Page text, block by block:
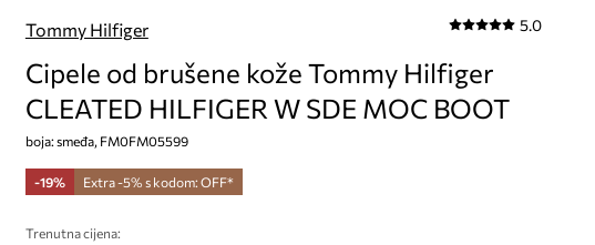
Tommy Hilfiger 5.0
Cipele od brušene kože Tommy Hilfiger
CLEATED HILFIGER W SDE MOC BOOT
boja: smeđa, FM0FM05599
-19% Extra -5% s kodom: OFF*
Trenutna cijena: